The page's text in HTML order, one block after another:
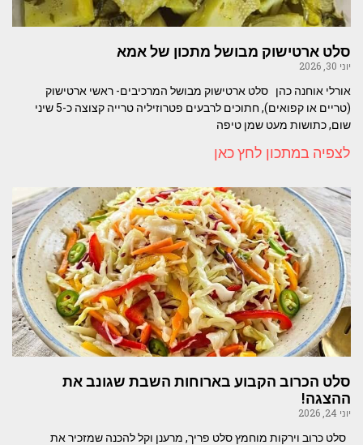
סלט ארטישוק מבושל מתכון של אמא
יוני 30, 2026
אורלי אוחנה כהן סלט ארטישוק מבושל המרכיבים- ראשי ארטישוק
(טריים או קפואים), חתוכים לרבעים פטרוזיליה טרייה קצוצה כ-5 שיני
שום, כתושות מעט שמן טיפה
לצפיה במתכון לחץ כאן
סלט הכרוב הקבוע בארוחות השבת שגונב את
ההצגה!
יוני 24, 2026
סלט כרוב וירקות מוחמץ סלט פריך, מרענן וקל להכנה שמזכיר את